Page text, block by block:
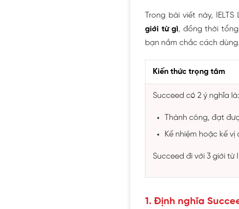
Trong bài viết này,
giới từ gì, đồng thời
bạn nắm chắc cách dùng.
Kiến thức trọng tâm
Succeed có 2 ý nghĩa là:
Thành công, đạt
Kế nhiệm hoặc kế vị
Succeed đi với 3 giới từ
1. Định nghĩa